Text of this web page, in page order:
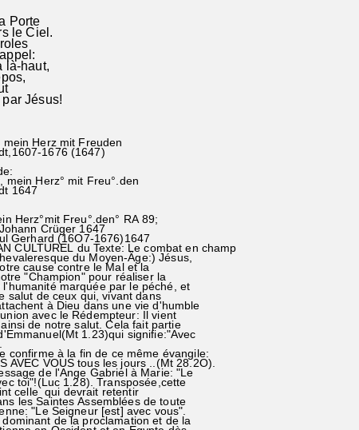
Porte
le Ciel.
appel:
là-haut,
Jésus!
mein Herz mit Freuden
1676 (1647)
mein Herz° mit Freu°.den
1647
Herz°mit Freu°.den° RA 89;
Crüger 1647
(16O7-1676)1647
CULTUREL du Texte: Le combat en champ
du Moyen-Âge:) Jésus,
cause contre le Mal et la
"Champion" pour réaliser la
marquée par le péché, et
salut de ceux qui, vivant dans
à Dieu dans une vie d'humble
avec le Rédempteur: Il vient
de notre salut. Cela fait partie
1.23)qui signifie:"Avec
confirme à la fin de ce même évangile:
AVEC VOUS tous les jours ..(Mt 28.2O).
de l'Ange Gabriel à Marie: "Le
toi"!(Luc 1.28). Transposée,cette
celle qui devrait retentir
les Saintes Assemblées de toute
"Le Seigneur [est] avec vous".
de la proclamation et de la